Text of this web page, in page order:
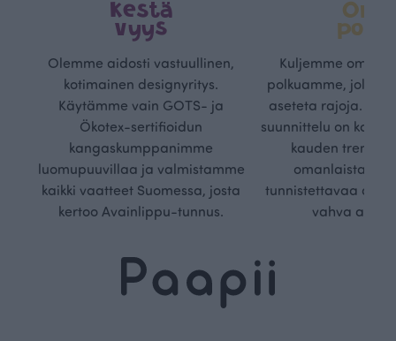
Kestä
vyys
Olemme aidosti vastuullinen,
kotimainen designyritys.
Käytämme vain GOTS- ja
Ökotex-sertifioidun
kangaskumppanimme
luomupuuvillaa ja valmistamme
kaikki vaatteet Suomessa, josta
kertoo Avainlippu-tunnus.
Oma
Kuljemme omaa,
polkuamme, jolla
aseteta rajoja.
suunnittelu on
kauden
omanlaista,
tunnistettavaa
vahva